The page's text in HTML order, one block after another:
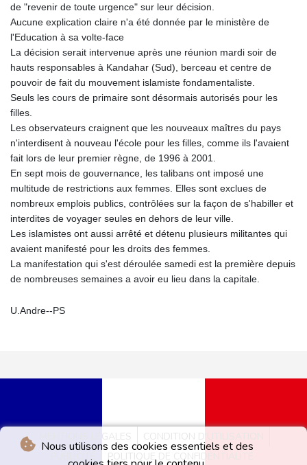
Nous utilisons des cookies essentiels et des
de "revenir de toute urgence" sur leur décision.
Aucune explication claire n'a été donnée par le ministère de
l'Education à sa volte-face
La décision serait intervenue après une réunion mardi soir de
hauts responsables à Kandahar (Sud), berceau et centre de
pouvoir de fait du mouvement islamiste fondamentaliste.
Seuls les cours de primaire sont désormais autorisés pour les
filles.
Les observateurs craignent que les nouveaux maîtres du pays
n'interdisent à nouveau l'école pour les filles, comme ils l'avaient
fait lors de leur premier règne, de 1996 à 2001.
En sept mois de gouvernance, les talibans ont imposé une
multitude de restrictions aux femmes. Elles sont exclues de
nombreux emplois publics, contrôlées sur la façon de s'habiller et
interdites de voyager seules en dehors de leur ville.
Les islamistes ont aussi arrêté et détenu plusieurs militantes qui
avaient manifesté pour les droits des femmes.
La manifestation qui s'est déroulée samedi est la première depuis
de nombreuses semaines a avoir eu lieu dans la capitale.
U.Andre--PS
MENTIONS LÉGALES
CONDITION D'UTILISATION
PUBLICITÉ
POLITIQUE DE CONFIDENTIALITÉ